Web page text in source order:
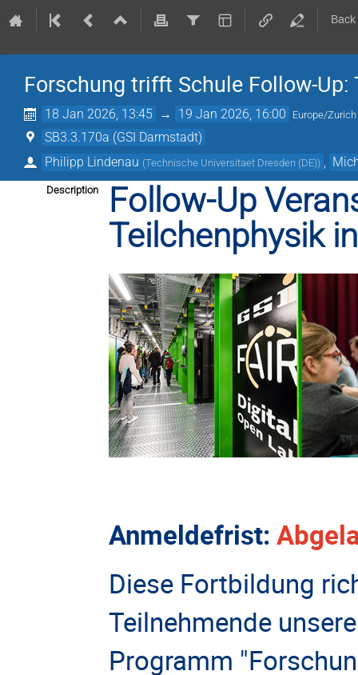
Forschung trifft Schule Follow-
18 Jan 2026, 13:45 → 19 Jan 2026, 16:00 Europe/Zurich
SB3.3.170a (GSI Darmstadt)
Philipp Lindenau (Technische Universitaet Dresden (DE))
Description
Follow-Up
Teilchenphysik
Anmeldefrist:
Diese Fortbildung
Teilnehmende
Programm